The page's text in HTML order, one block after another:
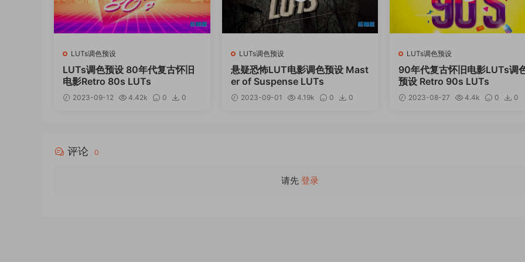
LUTs调色预设
LUTs调色预设 80年代复古怀旧
电影Retro 80s LUTs
2023-09-12 4.42k 0
0
LUTs调色预设
悬疑恐怖LUT电影调色预设 Mast
er of Suspense LUTs
2023-09-01 4.19k 0
0
LUTs调色预设
90年代复古怀旧电影LUTs调
预设 Retro 90s LUTs
2023-08-27 4.4k 0 0
评论 0
请先 登录